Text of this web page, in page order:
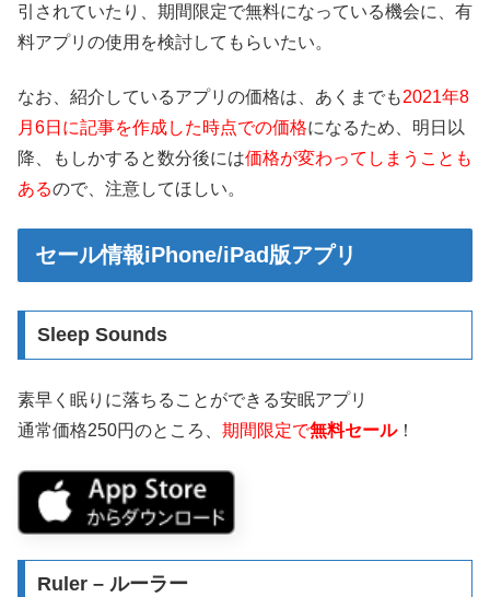
引されていたり、期間限定で無料になっている機会に、有
料アプリの使用を検討してもらいたい。
なお、紹介しているアプリの価格は、あくまでも2021年8
月6日に記事を作成した時点での価格になるため、明日以
降、もしかすると数分後には価格が変わってしまうことも
あるので、注意してほしい。
セール情報iPhone/iPad版アプリ
Sleep Sounds
素早く眠りに落ちることができる安眠アプリ
通常価格250円のところ、 期間限定で無料セール！
Ruler – ルーラー